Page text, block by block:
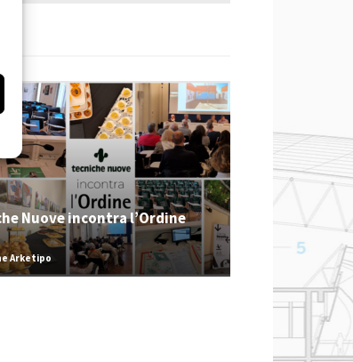
Nuove incontra l’Ordine
Arketipo